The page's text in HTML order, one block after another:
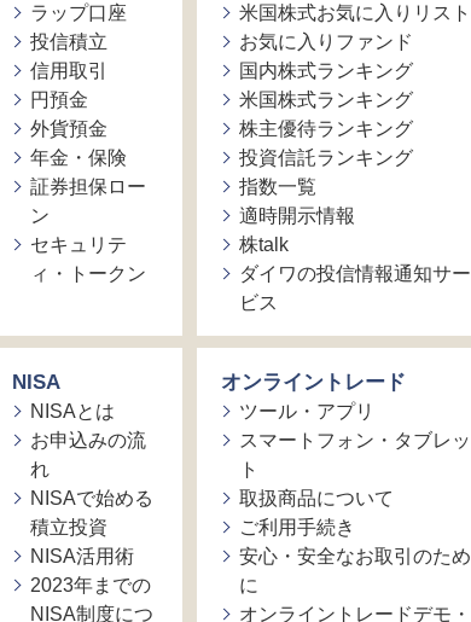
ラップ口座
投信積立
信用取引
円預金
外貨預金
年金・保険
証券担保ロー
ン
セキュリテ
ィ・トークン
NISA
NISAとは
お申込みの流
れ
NISAで始める
積立投資
NISA活用術
2023年までの
NISA制度につ
米国株式お気に入りリスト
お気に入りファンド
国内株式ランキング
米国株式ランキング
株主優待ランキング
投資信託ランキング
指数一覧
適時開示情報
株talk
ダイワの投信情報通知サー
ビス
オンライントレード
ツール・アプリ
スマートフォン・タブレッ
ト
取扱商品について
ご利用手続き
安心・安全なお取引のため
に
オンライントレードデモ・